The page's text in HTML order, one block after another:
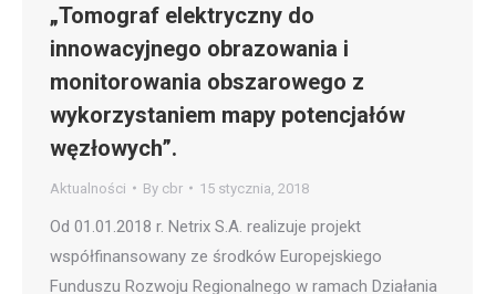
„Tomograf elektryczny do
innowacyjnego obrazowania i
monitorowania obszarowego z
wykorzystaniem mapy potencjałów
węzłowych”.
Aktualności By cbr 15 stycznia, 2018
Od 01.01.2018 r. Netrix S.A. realizuje projekt
współfinansowany ze środków Europejskiego
Funduszu Rozwoju Regionalnego w ramach Działania